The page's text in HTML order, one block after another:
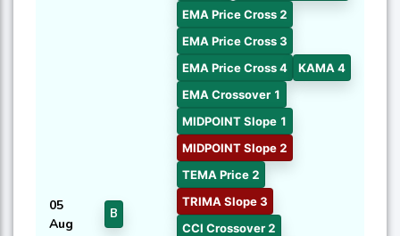
05
Aug
B
EMA Price Cross 2
EMA Price Cross 3
EMA Price Cross 4
KAMA 4
EMA Crossover 1
MIDPOINT Slope 1
MIDPOINT Slope 2
TEMA Price 2
TRIMA Slope 3
CCI Crossover 2